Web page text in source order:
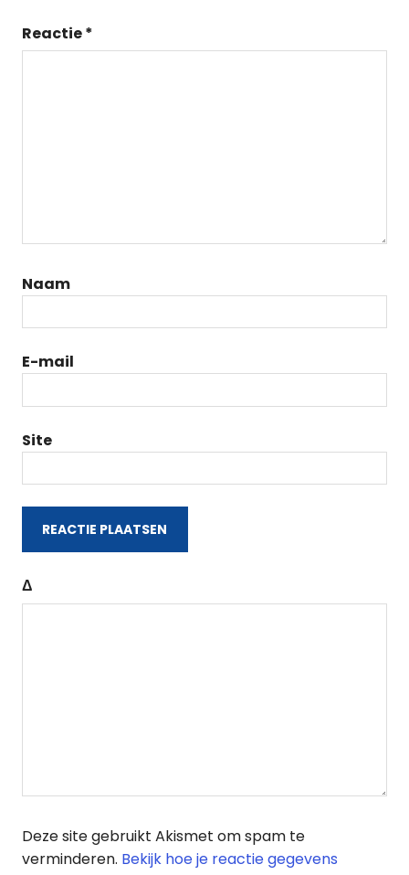
Reactie*
Naam
E-mail
Site
Δ
Deze site gebruikt Akismet om spam te
verminderen. Bekijk hoe je reactie gegevens